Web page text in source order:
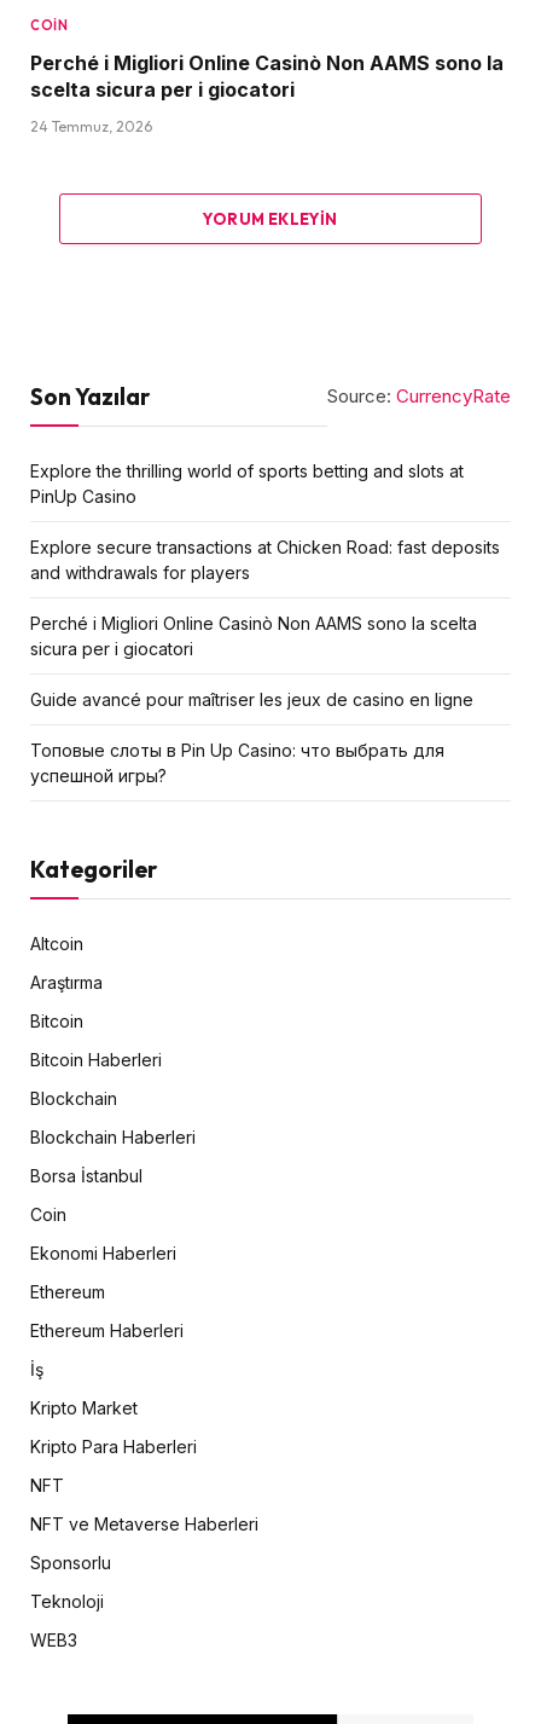
COIN
Perché i Migliori Online Casinò Non AAMS sono la
scelta sicura per i giocatori
24 Temmuz, 2026
YORUM EKLEYIN
Source: CurrencyRate
Son Yazılar
Explore the thrilling world of sports betting and slots at
PinUp Casino
Explore secure transactions at Chicken Road: fast deposits
and withdrawals for players
Perché i Migliori Online Casinò Non AAMS sono la scelta
sicura per i giocatori
Guide avancé pour maîtriser les jeux de casino en ligne
Топовые слоты в Pin Up Casino: что выбрать для
успешной игры?
Kategoriler
Altcoin
Araştırma
Bitcoin
Bitcoin Haberleri
Blockchain
Blockchain Haberleri
Borsa İstanbul
Coin
Ekonomi Haberleri
Ethereum
Ethereum Haberleri
İş
Kripto Market
Kripto Para Haberleri
NFT
NFT ve Metaverse Haberleri
Sponsorlu
Teknoloji
WEB3